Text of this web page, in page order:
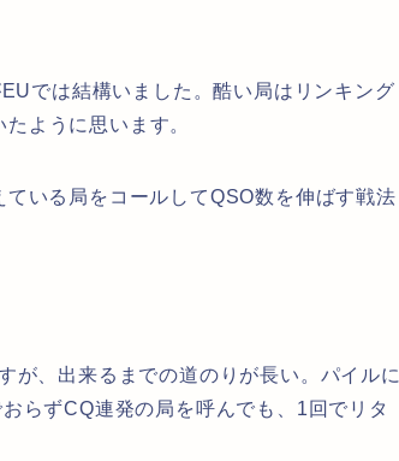
では結構いました。酷い局はリンキング
ように思います。
いる局をコールしてQSO数を伸ばす戦法
が、出来るまでの道のりが長い。パイルに
らずCQ連発の局を呼んでも、1回でリタ